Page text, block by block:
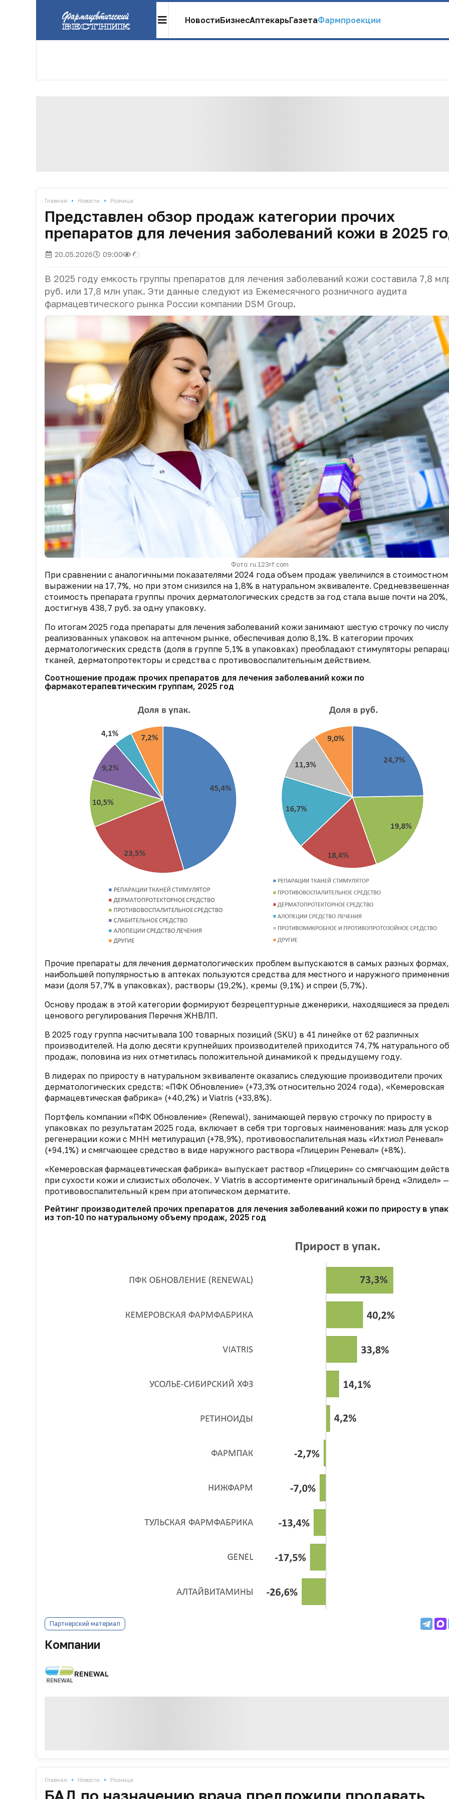
НовостиБизнесАптекарьГазетаФармпроекции
Главная • Новости • Розница
Представлен обзор продаж категории прочих
препаратов для лечения заболеваний кожи в 2025
20.05.2026 09:00
В 2025 году емкость группы препаратов для лечения заболеваний кожи составила 7,8
руб. или 17,8 млн упак. Эти данные следуют из Ежемесячного розничного аудита
фармацевтического рынка России компании DSM Group.
Фото: ru.123rf.com
При сравнении с аналогичными показателями 2024 года объем продаж увеличился в стоимостном
выражении на 17,7%, но при этом снизился на 1,8% в натуральном эквиваленте.
стоимость препарата группы прочих дерматологических средств за год стала выше почти на 20%,
достигнув 438,7 руб. за одну упаковку.
По итогам 2025 года препараты для лечения заболеваний кожи занимают шестую строчку по числу
реализованных упаковок на аптечном рынке, обеспечивая долю 8,1%. В категории прочих
дерматологических средств (доля в группе 5,1% в упаковках) преобладают стимуляторы
тканей, дерматопротекторы и средства с противовоспалительным действием.
Соотношение продаж прочих препаратов для лечения заболеваний кожи по
фармакотерапевтическим группам, 2025 год
Прочие препараты для лечения дерматологических проблем выпускаются в самых разных формах,
наибольшей популярностью в аптеках пользуются средства для местного и наружного
мази (доля 57,7% в упаковках), растворы (19,2%), кремы (9,1%) и спреи (5,7%).
Основу продаж в этой категории формируют безрецептурные дженерики, находящиеся за
ценового регулирования Перечня ЖНВЛП.
В 2025 году группа насчитывала 100 товарных позиций (SKU) в 41 линейке от 62 различных
производителей. На долю десяти крупнейших производителей приходится 74,7% натурального
продаж, половина из них отметилась положительной динамикой к предыдущему году.
В лидерах по приросту в натуральном эквиваленте оказались следующие производители прочих
дерматологических средств: «ПФК Обновление» (+73,3% относительно 2024 года), «Кемеровская
фармацевтическая фабрика» (+40,2%) и Viatris (+33,8%).
Портфель компании «ПФК Обновление» (Renewal), занимающей первую строчку по приросту в
упаковках по результатам 2025 года, включает в себя три торговых наименования: мазь для
регенерации кожи с МНН метилурацил (+78,9%), противовоспалительная мазь «Ихтиол Реневал»
(+94,1%) и смягчающее средство в виде наружного раствора «Глицерин Реневал» (+8%).
«Кемеровская фармацевтическая фабрика» выпускает раствор «Глицерин» со смягчающим
при сухости кожи и слизистых оболочек. У Viatris в ассортименте оригинальный бренд «Элидел» —
противовоспалительный крем при атопическом дерматите.
Рейтинг производителей прочих препаратов для лечения заболеваний кожи по приросту в
из топ-10 по натуральному объему продаж, 2025 год
Партнерский материал
Компании
RENEWAL
Главная • Новости • Розница
БАД по назначению врача предложили продавать